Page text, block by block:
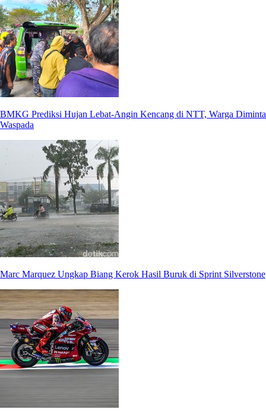
BMKG Prediksi Hujan Lebat-Angin Kencang di NTT, Warga Diminta
Waspada
Marc Marquez Ungkap Biang Kerok Hasil Buruk di Sprint Silverstone